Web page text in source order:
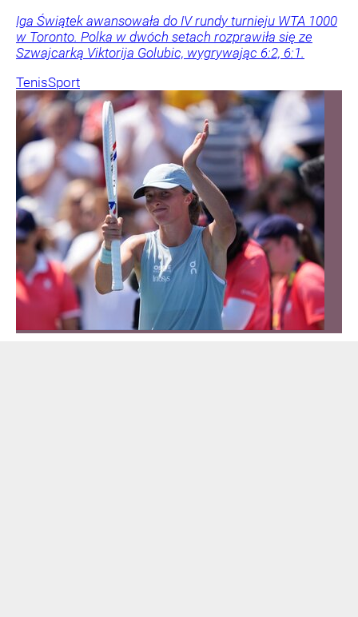
Iga Świątek awansowała do IV rundy turnieju WTA 1000
w Toronto. Polka w dwóch setach rozprawiła się ze
Szwajcarką Viktorija Golubic, wygrywając 6:2, 6:1.
TenisSport